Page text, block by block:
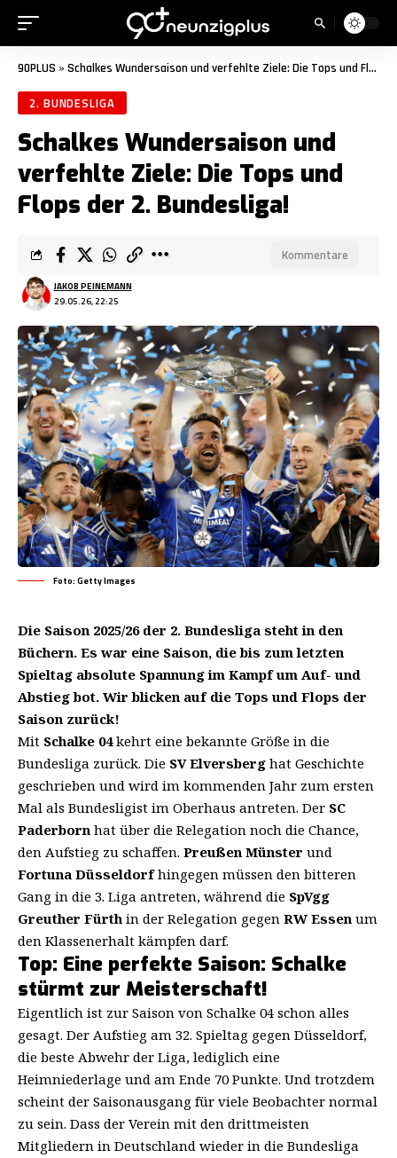
90PLUS » Schalkes Wundersaison und verfehlte Ziele: Die Tops und Flops der 2. Bundesliga!
2. BUNDESLIGA
Schalkes Wundersaison und
verfehlte Ziele: Die Tops und
Flops der 2. Bundesliga!
29.05.26, 22:25
JAKOB PEINEMANN
Kommentare
Foto: Getty Images
Die Saison 2025/26 der 2. Bundesliga steht in den
Büchern. Es war eine Saison, die bis zum letzten
Spieltag absolute Spannung im Kampf um Auf- und
Abstieg bot. Wir blicken auf die Tops und Flops der
Saison zurück!
Mit Schalke 04kehrt eine bekannte Größe in die
Bundesliga zurück. Die SV Elversberg hat Geschichte
geschrieben und wird im kommenden Jahr zum ersten
Mal als Bundesligist im Oberhaus antreten. Der SC
Paderborn hat über die Relegation noch die Chance,
den Aufstieg zu schaffen. Preußen Münster und
Fortuna Düsseldorfhingegen müssen den bitteren
Gang in die 3. Liga antreten, während die SpVgg
Greuther Fürth in der Relegation gegen RW Essen um
den Klassenerhalt kämpfen darf.
Top: Eine perfekte Saison: Schalke
stürmt zur Meisterschaft!
Eigentlich ist zur Saison von Schalke 04 schon alles
gesagt. Der Aufstieg am 32. Spieltag gegen Düsseldorf,
die beste Abwehr der Liga, lediglich eine
Heimniederlage und am Ende 70 Punkte. Und trotzdem
scheint der Saisonausgang für viele Beobachter normal
zu sein. Dass der Verein mit den drittmeisten
Mitgliedern in Deutschland wieder in die Bundesliga